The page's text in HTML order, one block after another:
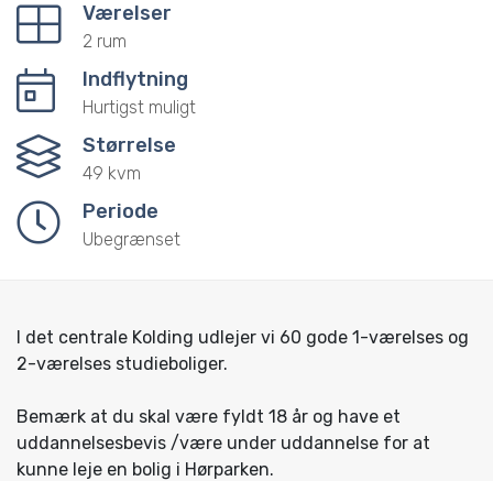
Værelser
2 rum
Indflytning
Hurtigst muligt
Størrelse
49 kvm
Periode
Ubegrænset
I det centrale Kolding udlejer vi 60 gode 1-værelses og
2-værelses studieboliger.
Bemærk at du skal være fyldt 18 år og have et
uddannelsesbevis /være under uddannelse for at
kunne leje en bolig i Hørparken.